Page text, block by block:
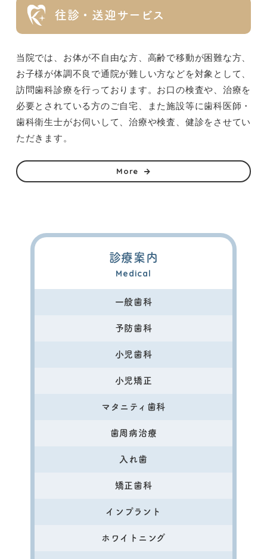
往診・送迎サービス
当院では、お体が不自由な方、高齢で移動が困難な方、
お子様が体調不良で通院が難しい方などを対象として、
訪問歯科診療を行っております。お口の検査や、治療を
必要とされている方のご自宅、また施設等に歯科医師・
歯科衛生士がお伺いして、治療や検査、健診をさせてい
ただきます。
More
診療案内
Medical
一般歯科
予防歯科
小児歯科
小児矯正
マタニティ歯科
歯周病治療
入れ歯
矯正歯科
インプラント
ホワイトニング